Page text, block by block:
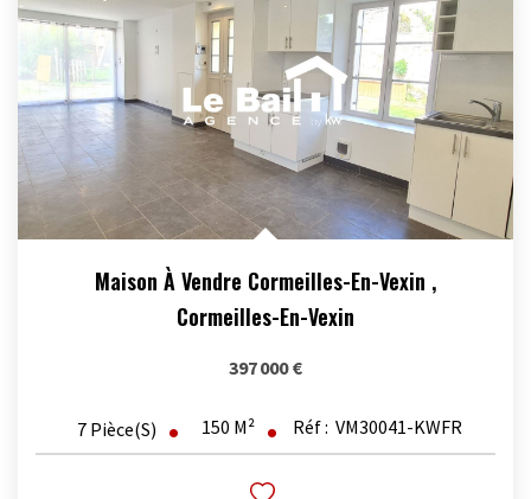
Maison À Vendre Cormeilles-En-Vexin ,
Cormeilles-En-Vexin
397 000 €
7 Pièce(s) 150 M² Réf : VM30041-KWFR